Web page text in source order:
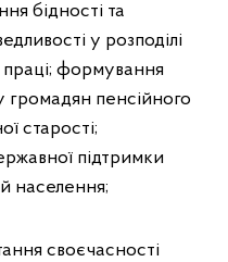
бідності та
у розподілі
праці; формування
громадян пенсійного
старості;
підтримки
населення;
своєчасності